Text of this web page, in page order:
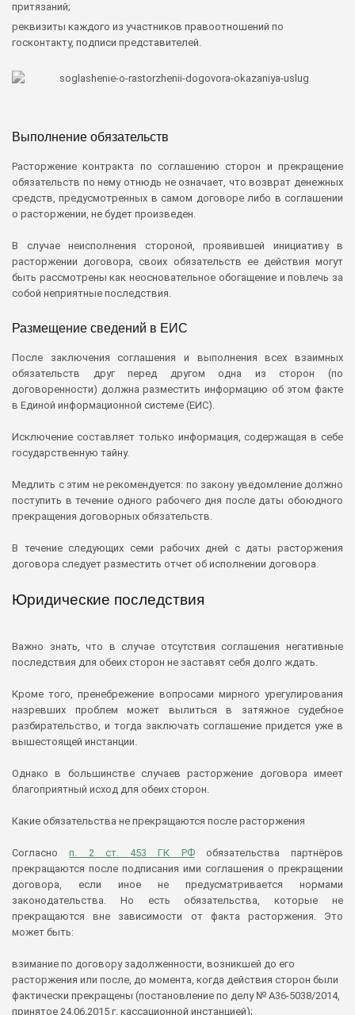
притязаний;
реквизиты каждого из участников правоотношений по
госконтакту, подписи представителей.
Выполнение обязательств
Расторжение контракта по соглашению сторон и прекращение
обязательств по нему отнюдь не означает, что возврат денежных
средств, предусмотренных в самом договоре либо в соглашении
о расторжении, не будет произведен.
В случае неисполнения стороной, проявившей инициативу в
расторжении договора, своих обязательств ее действия могут
быть рассмотрены как неосновательное обогащение и повлечь за
собой неприятные последствия.
Размещение сведений в ЕИС
После заключения соглашения и выполнения всех взаимных
обязательств друг перед другом одна из сторон (по
договоренности) должна разместить информацию об этом факте
в Единой информационной системе (ЕИС).
Исключение составляет только информация, содержащая в себе
государственную тайну.
Медлить с этим не рекомендуется: по закону уведомление должно
поступить в течение одного рабочего дня после даты обоюдного
прекращения договорных обязательств.
В течение следующих семи рабочих дней с даты расторжения
договора следует разместить отчет об исполнении договора.
Юридические последствия
Важно знать, что в случае отсутствия соглашения негативные
последствия для обеих сторон не заставят себя долго ждать.
Кроме того, пренебрежение вопросами мирного урегулирования
назревших проблем может вылиться в затяжное судебное
разбирательство, и тогда заключать соглашение придется уже в
вышестоящей инстанции.
Однако в большинстве случаев расторжение договора имеет
благоприятный исход для обеих сторон.
Какие обязательства не прекращаются после расторжения
Согласноп. 2 ст. 453 ГК РФобязательства партнёров
прекращаются после подписания ими соглашения о прекращении
договора, если иное не предусматривается нормами
законодательства. Но есть обязательства, которые не
прекращаются вне зависимости от факта расторжения. Это
может быть:
взимание по договору задолженности, возникшей до его
расторжения или после, до момента, когда действия сторон были
фактически прекращены (постановление по делу № А36-5038/2014,
принятое 24.06.2015 г. кассационной инстанцией);